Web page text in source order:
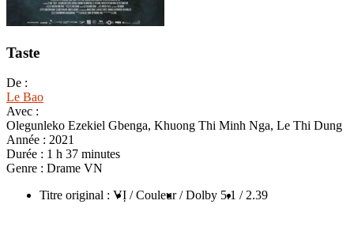
Taste
De :
Le Bao
Avec :
Olegunleko Ezekiel Gbenga, Khuong Thi Minh Nga, Le Thi Dung
Année : 2021
Durée : 1 h 37 minutes
Genre : Drame VN
Titre original : VỊ / Couleur / Dolby 5.1 / 2.39